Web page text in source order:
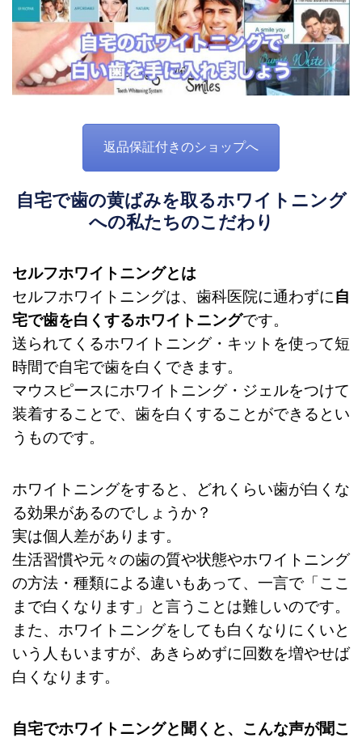
返品保証付きのショップへ
自宅で歯の黄ばみを取るホワイトニング
への私たちのこだわり
セルフホワイトニングとは
セルフホワイトニングは、歯科医院に通わずに自
宅で歯を白くするホワイトニングです。
送られてくるホワイトニング・キットを使って短
時間で自宅で歯を白くできます。
マウスピースにホワイトニング・ジェルをつけて
装着することで、歯を白くすることができるとい
うものです。
ホワイトニングをすると、どれくらい歯が白くな
る効果があるのでしょうか？
実は個人差があります。
生活習慣や元々の歯の質や状態やホワイトニング
の方法・種類による違いもあって、一言で「ここ
まで白くなります」と言うことは難しいのです。
また、ホワイトニングをしても白くなりにくいと
いう人もいますが、あきらめずに回数を増やせば
白くなります。
自宅でホワイトニングと聞くと、こんな声が聞こ